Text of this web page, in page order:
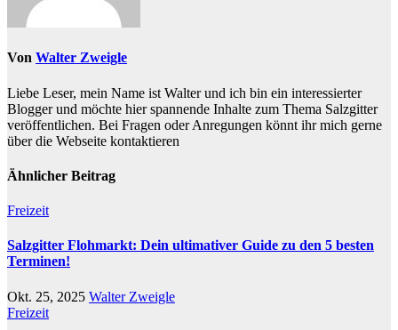
Von Walter Zweigle
Liebe Leser, mein Name ist Walter und ich bin ein interessierter
Blogger und möchte hier spannende Inhalte zum Thema Salzgitter
veröffentlichen. Bei Fragen oder Anregungen könnt ihr mich gerne
über die Webseite kontaktieren
Ähnlicher Beitrag
Freizeit
Salzgitter Flohmarkt: Dein ultimativer Guide zu den 5 besten
Terminen!
Okt. 25, 2025 Walter Zweigle
Freizeit